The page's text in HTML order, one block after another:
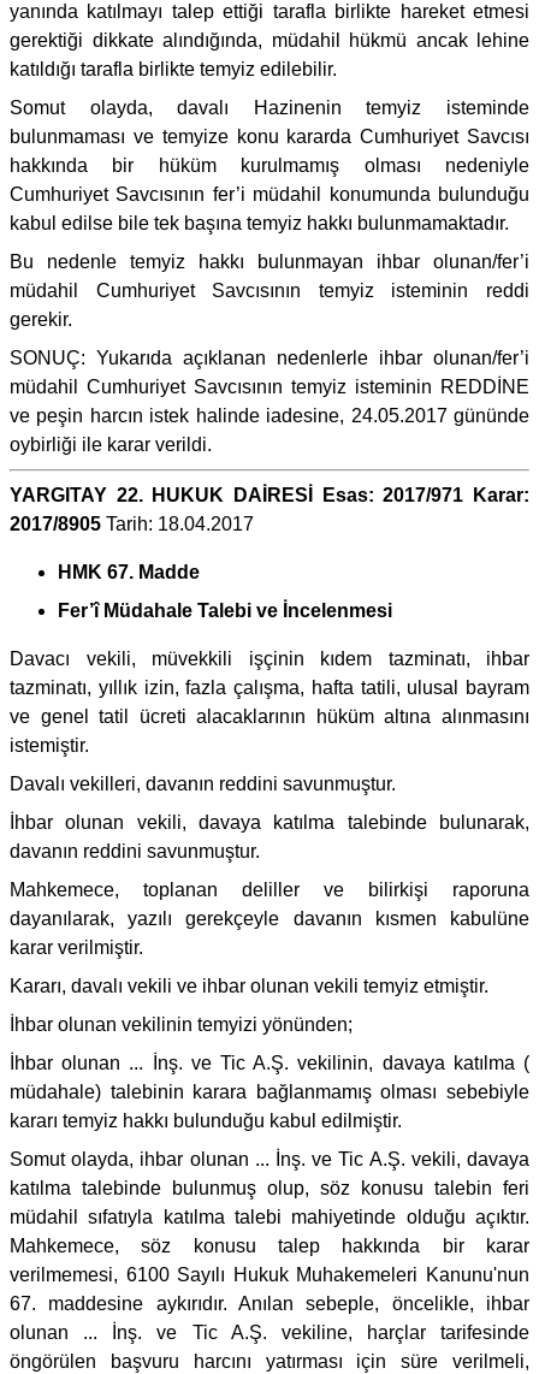
yanında katılmayı talep ettiği tarafla birlikte hareket etmesi
gerektiği dikkate alındığında, müdahil hükmü ancak lehine
katıldığı tarafla birlikte temyiz edilebilir.
Somut olayda, davalı Hazinenin temyiz isteminde
bulunmaması ve temyize konu kararda Cumhuriyet Savcısı
hakkında bir hüküm kurulmamış olması nedeniyle
Cumhuriyet Savcısının fer’i müdahil konumunda bulunduğu
kabul edilse bile tek başına temyiz hakkı bulunmamaktadır.
Bu nedenle temyiz hakkı bulunmayan ihbar olunan/fer’i
müdahil Cumhuriyet Savcısının temyiz isteminin reddi
gerekir.
SONUÇ: Yukarıda açıklanan nedenlerle ihbar olunan/fer’i
müdahil Cumhuriyet Savcısının temyiz isteminin REDDİNE
ve peşin harcın istek halinde iadesine, 24.05.2017 gününde
oybirliği ile karar verildi.
YARGITAY 22. HUKUK DAİRESİ Esas: 2017/971 Karar:
2017/8905 Tarih: 18.04.2017
HMK 67. Madde
Fer’î Müdahale Talebi ve İncelenmesi
Davacı vekili, müvekkili işçinin kıdem tazminatı, ihbar
tazminatı, yıllık izin, fazla çalışma, hafta tatili, ulusal bayram
ve genel tatil ücreti alacaklarının hüküm altına alınmasını
istemiştir.
Davalı vekilleri, davanın reddini savunmuştur.
İhbar olunan vekili, davaya katılma talebinde bulunarak,
davanın reddini savunmuştur.
Mahkemece, toplanan deliller ve bilirkişi raporuna
dayanılarak, yazılı gerekçeyle davanın kısmen kabulüne
karar verilmiştir.
Kararı, davalı vekili ve ihbar olunan vekili temyiz etmiştir.
İhbar olunan vekilinin temyizi yönünden;
İhbar olunan ... İnş. ve Tic A.Ş. vekilinin, davaya katılma (
müdahale) talebinin karara bağlanmamış olması sebebiyle
kararı temyiz hakkı bulunduğu kabul edilmiştir.
Somut olayda, ihbar olunan ... İnş. ve Tic A.Ş. vekili, davaya
katılma talebinde bulunmuş olup, söz konusu talebin feri
müdahil sıfatıyla katılma talebi mahiyetinde olduğu açıktır.
Mahkemece, söz konusu talep hakkında bir karar
verilmemesi, 6100 Sayılı Hukuk Muhakemeleri Kanunu'nun
67. maddesine aykırıdır. Anılan sebeple, öncelikle, ihbar
olunan ... İnş. ve Tic A.Ş. vekiline, harçlar tarifesinde
öngörülen başvuru harcını yatırması için süre verilmeli,